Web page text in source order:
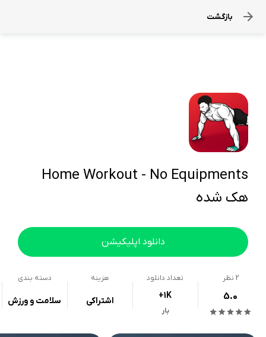
بازگشت
Home Workout - No Equipments
هک شده
دانلود اپلیکیشن
2 نظر
5.0
تعداد دانلود
+1K
بار
هزینه
اشتراکی
دسته بندی
سلامت و ورزش